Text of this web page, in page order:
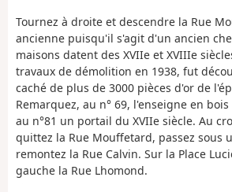
Tournez à droite et descendre la Rue
ancienne puisqu'il s'agit d'un ancien
maisons datent des XVIIe et XVIIIe
travaux de démolition en 1938, fut
caché de plus de 3000 pièces d'or de
Remarquez, au n° 69, l'enseigne en
au n°81 un portail du XVIIe siècle. Au
quittez la Rue Mouffetard, passez sous
remontez la Rue Calvin. Sur la Place
gauche la Rue Lhomond.